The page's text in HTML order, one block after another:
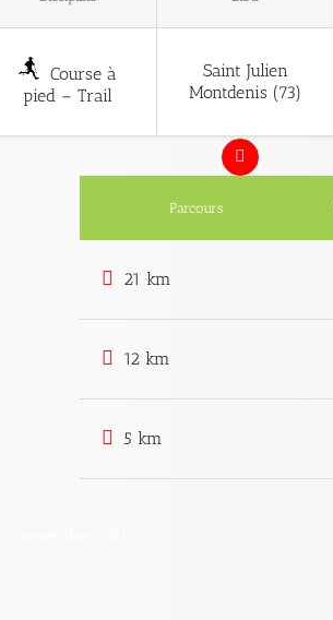
Course à
pied – Trail
Saint Julien
Montdenis (73)
Parcours
21 km
12 km
5 km